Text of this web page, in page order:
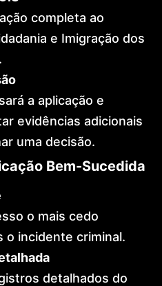
completa ao
e Imigração dos
a aplicação e
evidências adicionais
uma decisão.
Bem-Sucedida
o mais cedo
o incidente criminal.
detalhados do